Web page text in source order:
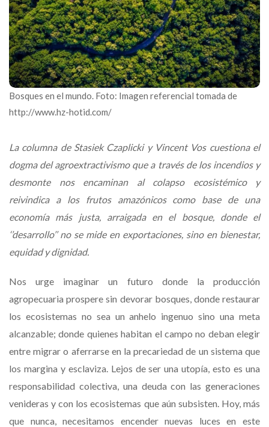
Bosques en el mundo. Foto: Imagen referencial tomada de
http://www.hz-hotid.com/
La columna de Stasiek Czaplicki y Vincent Vos cuestiona el
dogma del agroextractivismo que a través de los incendios y
desmonte nos encaminan al colapso ecosistémico y
reivindica a los frutos amazónicos como base de una
economía más justa, arraigada en el bosque, donde el
‘’desarrollo’’ no se mide en exportaciones, sino en bienestar,
equidad y dignidad.
Nos urge imaginar un futuro donde la producción
agropecuaria prospere sin devorar bosques, donde restaurar
los ecosistemas no sea un anhelo ingenuo sino una meta
alcanzable; donde quienes habitan el campo no deban elegir
entre migrar o aferrarse en la precariedad de un sistema que
los margina y esclaviza. Lejos de ser una utopía, esto es una
responsabilidad colectiva, una deuda con las generaciones
venideras y con los ecosistemas que aún subsisten. Hoy, más
que nunca, necesitamos encender nuevas luces en este